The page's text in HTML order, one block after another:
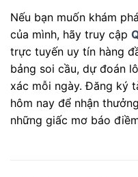
Nếu bạn muốn khám
của mình, hãy truy cập
trực tuyến uy tín hàng
bảng soi cầu, dự đoán
xác mỗi ngày. Đăng ký
hôm nay để nhận
những giấc mơ báo